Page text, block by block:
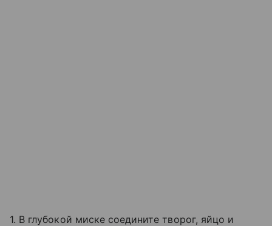
1. В глубокой миске соедините творог, яйцо и